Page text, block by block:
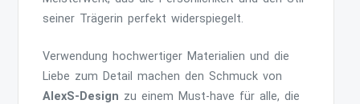
seiner Trägerin perfekt widerspiegelt.
Verwendung hochwertiger Materialien und die
Liebe zum Detail machen den Schmuck von
AlexS-Design zu einem Must-have für alle, die